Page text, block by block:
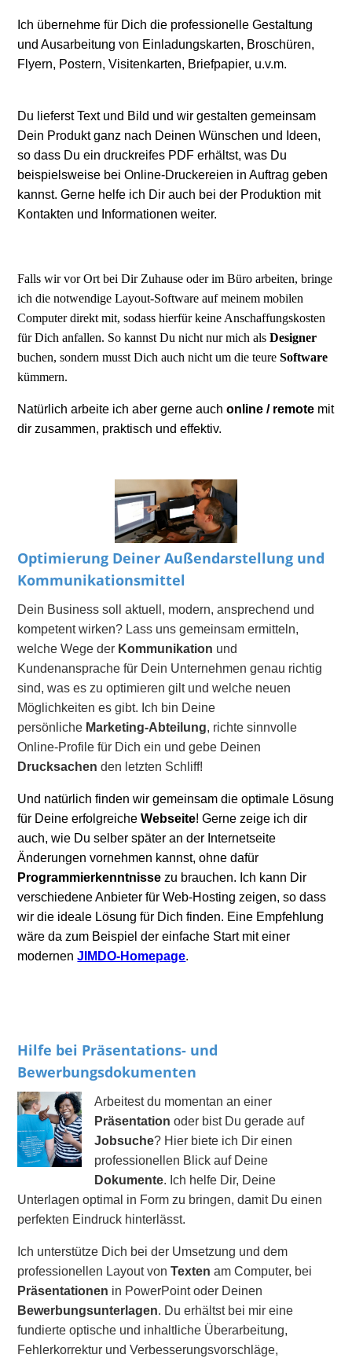
Ich übernehme für Dich die professionelle Gestaltung
und Ausarbeitung von Einladungskarten, Broschüren,
Flyern, Postern, Visitenkarten, Briefpapier, u.v.m.
Du lieferst Text und Bild und wir gestalten gemeinsam
Dein Produkt ganz nach Deinen Wünschen und Ideen,
so dass Du ein druckreifes PDF erhältst, was Du
beispielsweise bei Online-Druckereien in Auftrag geben
kannst. Gerne helfe ich Dir auch bei der Produktion mit
Kontakten und Informationen weiter.
Falls wir vor Ort bei Dir Zuhause oder im Büro arbeiten, bringe
ich die notwendige Layout-Software auf meinem mobilen
Computer direkt mit, sodass hierfür keine Anschaffungskosten
für Dich anfallen. So kannst Du nicht nur mich alsDesigner
buchen, sondern musst Dich auch nicht um die teureSoftware
kümmern.
Natürlich arbeite ich aber gerne auchonline / remote mit
dir zusammen, praktisch und effektiv.
Optimierung Deiner Außendarstellung und
Kommunikationsmittel
Dein Business soll aktuell, modern, ansprechend und
kompetent wirken? Lass uns gemeinsam ermitteln,
welche Wege der Kommunikation und
Kundenansprache für Dein Unternehmen genau richtig
sind, was es zu optimieren gilt und welche neuen
Möglichkeiten es gibt. Ich bin Deine
persönliche Marketing-Abteilung, richte sinnvolle
Online-Profile für Dich ein und gebe Deinen
Drucksachen den letzten Schliff!
Und natürlich finden wir gemeinsam die optimale Lösung
für Deine erfolgreicheWebseite! Gerne zeige ich dir
auch, wie Du selber später an der Internetseite
Änderungen vornehmen kannst, ohne dafür
Programmierkenntnisse zu brauchen. Ich kann Dir
verschiedene Anbieter für Web-Hosting zeigen, so dass
wir die ideale Lösung für Dich finden. Eine Empfehlung
wäre da zum Beispiel der einfache Start mit einer
modernenJIMDO-Homepage.
Hilfe bei Präsentations- und
Bewerbungsdokumenten
Arbeitest du momentan an einer
Präsentation oder bist Du gerade auf
Jobsuche? Hier biete ich Dir einen
professionellen Blick auf Deine
Dokumente. Ich helfe Dir, Deine
Unterlagen optimal in Form zu bringen, damit Du einen
perfekten Eindruck hinterlässt.
Ich unterstütze Dich bei der Umsetzung und dem
professionellen Layout vonTexten am Computer, bei
Präsentationen in PowerPoint oder Deinen
Bewerbungsunterlagen. Du erhältst bei mir eine
fundierte optische und inhaltliche Überarbeitung,
Fehlerkorrektur und Verbesserungsvorschläge,